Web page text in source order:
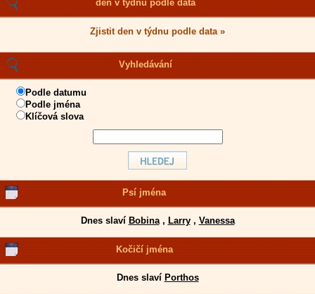
den v týdnu podle data
Zjistit den v týdnu podle data »
Vyhledávání
Podle datumu
Podle jména
Klíčová slova
Psí jména
Dnes slaví Bobina, Larry, Vanessa
Kočičí jména
Dnes slaví Porthos